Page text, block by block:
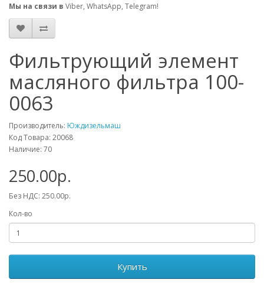
Мы на связи в Viber, WhatsApp, Telegram!
Фильтрующий элемент
масляного фильтра 100-
0063
Производитель: Юждизельмаш
Код Товара: 20068
Наличие: 70
250.00р.
Без НДС: 250.00р.
Кол-во
Купить